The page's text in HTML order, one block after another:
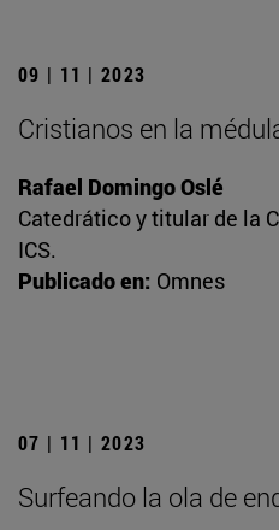
09 | 11 | 2023
Cristianos en la
Rafael Domingo Oslé
Catedrático y titular de la
ICS.
Publicado en: Omnes
07 | 11 | 2023
Surfeando la ola de